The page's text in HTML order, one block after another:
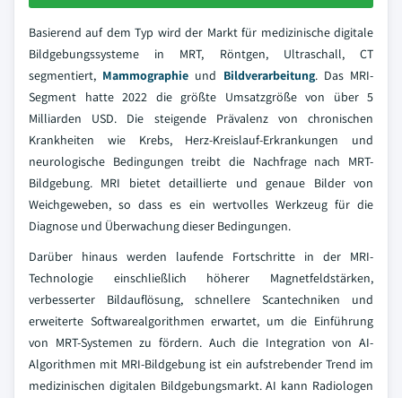
Basierend auf dem Typ wird der Markt für medizinische digitale
Bildgebungssysteme in MRT, Röntgen, Ultraschall, CT
segmentiert, Mammographie und Bildverarbeitung. Das MRI-
Segment hatte 2022 die größte Umsatzgröße von über 5
Milliarden USD. Die steigende Prävalenz von chronischen
Krankheiten wie Krebs, Herz-Kreislauf-Erkrankungen und
neurologische Bedingungen treibt die Nachfrage nach MRT-
Bildgebung. MRI bietet detaillierte und genaue Bilder von
Weichgeweben, so dass es ein wertvolles Werkzeug für die
Diagnose und Überwachung dieser Bedingungen.
Darüber hinaus werden laufende Fortschritte in der MRI-
Technologie einschließlich höherer Magnetfeldstärken,
verbesserter Bildauflösung, schnellere Scantechniken und
erweiterte Softwarealgorithmen erwartet, um die Einführung
von MRT-Systemen zu fördern. Auch die Integration von AI-
Algorithmen mit MRI-Bildgebung ist ein aufstrebender Trend im
medizinischen digitalen Bildgebungsmarkt. AI kann Radiologen